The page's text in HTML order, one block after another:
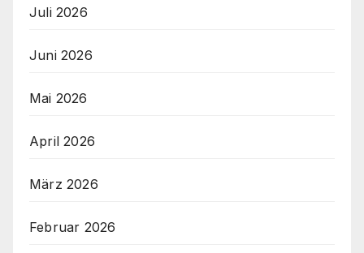
Juli 2026
Juni 2026
Mai 2026
April 2026
März 2026
Februar 2026